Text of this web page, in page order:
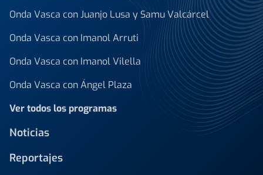
Onda Vasca con Juanjo Lusa y Samu Valcárcel
Onda Vasca con Imanol Arruti
Onda Vasca con Imanol Vilella
Onda Vasca con Ángel Plaza
Ver todos los programas
Noticias
Reportajes